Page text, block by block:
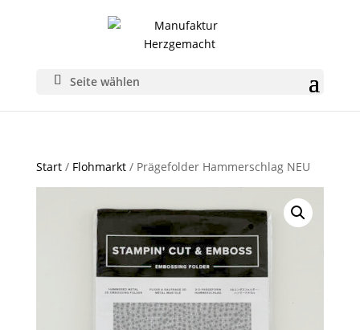
Seite wählen
Start/ Flohmarkt/ Prägefolder Hammerschlag NEU